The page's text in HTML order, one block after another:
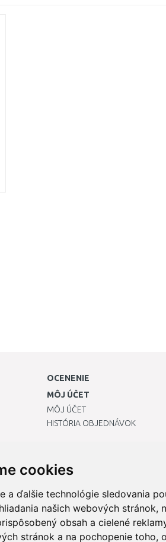
cookies
a ďalšie technológie sledovania
našich webových stránok,
obsah a cielené
stránok a na pochopenie toho,
OCENENIE
MÔJ ÚČET
MÔJ ÚČET
HISTÓRIA OBJEDNÁVOK